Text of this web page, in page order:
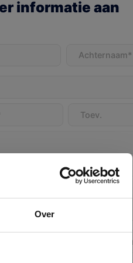
Over
informatie aan
Telefoon(Vereist)